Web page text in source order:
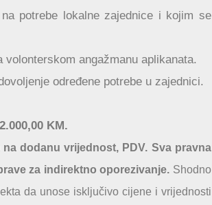
potrebe lokalne zajednice i kojim se
angažmanu aplikanata.
određene potrebe u zajednici.
KM.
dodanu vrijednost, PDV. Sva pravna
za indirektno oporezivanje. Shodno
da unose isključivo cijene i vrijednosti